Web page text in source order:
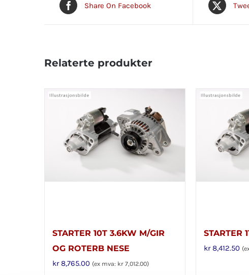
Share On Facebook
Relaterte produkter
STARTER 10T 3.6KW M/GIR
OG ROTERB NESE
kr8,765.00 (ex mva: kr 7,012.00)
STARTER
kr8,412.50